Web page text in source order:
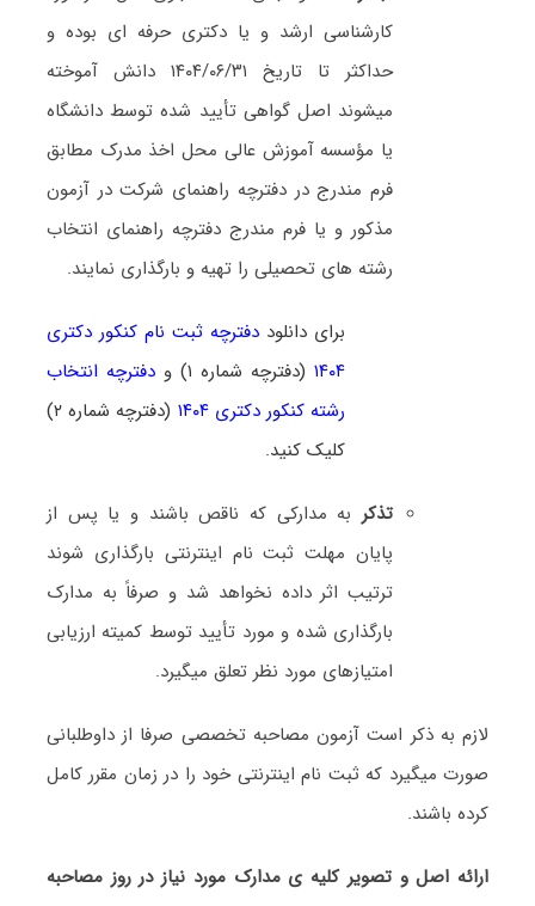
کارشناسی ارشد و یا دکتری حرفه ای بوده و
حداکثر تا تاریخ ۱۴۰۴/۰۶/۳۱ دانش آموخته
میشوند اصل گواهی تأیید شده توسط دانشگاه
یا مؤسسه آموزش عالی محل اخذ مدرک مطابق
فرم مندرج در دفترچه راهنمای شرکت در آزمون
مذکور و یا فرم مندرج دفترچه راهنمای انتخاب
رشته های تحصیلی را تهیه و بارگذاری نمایند.
برای دانلود دفترچه ثبت نام کنکور دکتری
۱۴۰۴ (دفترچه شماره ۱) و
دفترچه انتخاب
رشته کنکور دکتری ۱۴۰۴
(دفترچه شماره ۲)
کلیک کنید.
تذکر به مدارکی که ناقص باشند و یا پس از
پایان مهلت ثبت نام اینترنتی بارگذاری شوند
ترتیب اثر داده نخواهد شد و صرفاً به مدارک
بارگذاری شده و مورد تأیید توسط کمیته ارزیابی
امتیازهای مورد نظر تعلق میگیرد.
لازم به ذکر است آزمون مصاحبه تخصصی صرفا از داوطلبانی
صورت میگیرد که ثبت نام اینترنتی خود را در زمان مقرر کامل
کرده باشند.
ارائه اصل و تصویر کلیه ی مدارک مورد نیاز در روز مصاحبه